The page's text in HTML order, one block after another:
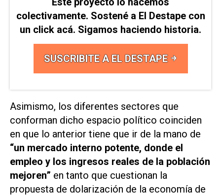
colectivamente. Sostené a El Destape con
un click acá. Sigamos haciendo historia.
SUSCRIBITE A EL DESTAPE
Asimismo, los diferentes sectores que
conforman dicho espacio político coinciden
en que lo anterior tiene que ir de la mano de
“un mercado interno potente, donde el
empleo y los ingresos reales de la población
mejoren” en tanto que cuestionan la
propuesta de dolarización de la economía de